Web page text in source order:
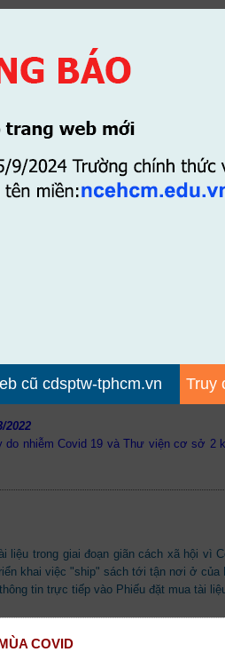
đến 16h30.
2022 (ĐỢT 1) NỢ SÁCH THƯ VIỆN
THÔNG BÁO
TỐT NGHIỆP NĂM 2022 (ĐỢT 1)
phạm Trung ương Thành phố Hồ Chí
cơ sở 2 bao gồm các dịch vụ mượn trả
2022
nhiễm Covid 19 và Thư viện cơ sở 2
liệu trong giai đoạn giãn cách xã hội vì
khai việc "ship" sách tới tận nơi ở của
tin trực tiếp vào Phiếu đặt mua tài
COVID
cũ cdsptw-tphcm.vn Truy